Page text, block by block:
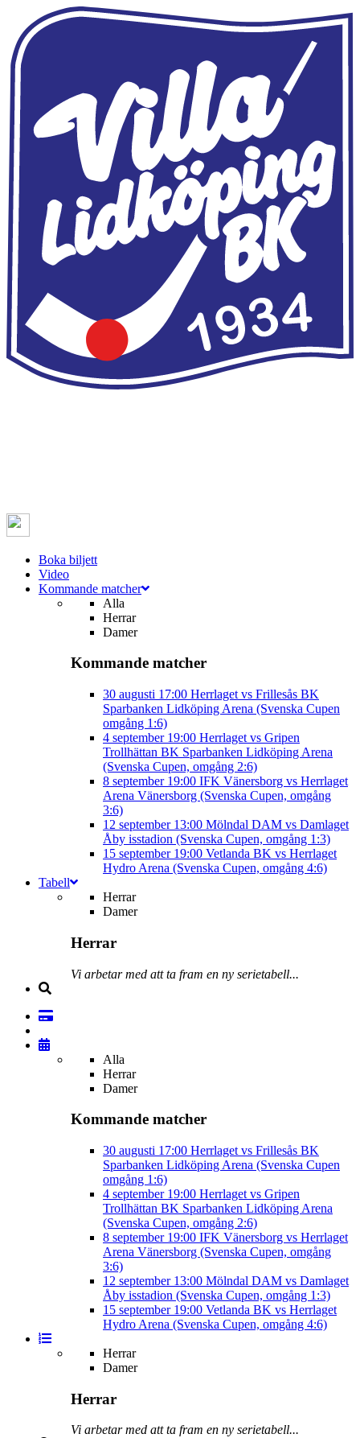
Boka biljett
Video
Kommande matcher
Alla
Herrar
Damer
Kommande matcher
30 augusti 17:00 Herrlaget vs Frillesås BK
Sparbanken Lidköping Arena (Svenska Cupen
omgång 1:6)
4 september 19:00 Herrlaget vs Gripen
Trollhättan BK Sparbanken Lidköping Arena
(Svenska Cupen, omgång 2:6)
8 september 19:00 IFK Vänersborg vs Herrlaget
Arena Vänersborg (Svenska Cupen, omgång
3:6)
12 september 13:00 Mölndal DAM vs Damlaget
Åby isstadion (Svenska Cupen, omgång 1:3)
15 september 19:00 Vetlanda BK vs Herrlaget
Hydro Arena (Svenska Cupen, omgång 4:6)
Tabell
Herrar
Damer
Herrar
Vi arbetar med att ta fram en ny serietabell...
Alla
Herrar
Damer
Kommande matcher
30 augusti 17:00 Herrlaget vs Frillesås BK
Sparbanken Lidköping Arena (Svenska Cupen
omgång 1:6)
4 september 19:00 Herrlaget vs Gripen
Trollhättan BK Sparbanken Lidköping Arena
(Svenska Cupen, omgång 2:6)
8 september 19:00 IFK Vänersborg vs Herrlaget
Arena Vänersborg (Svenska Cupen, omgång
3:6)
12 september 13:00 Mölndal DAM vs Damlaget
Åby isstadion (Svenska Cupen, omgång 1:3)
15 september 19:00 Vetlanda BK vs Herrlaget
Hydro Arena (Svenska Cupen, omgång 4:6)
Herrar
Damer
Herrar
Vi arbetar med att ta fram en ny serietabell...